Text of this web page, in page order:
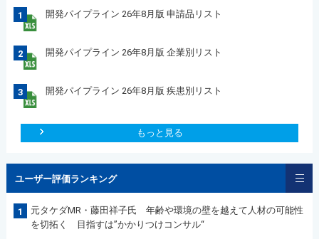
1 開発パイプライン 26年8月版 申請品リスト
2 開発パイプライン 26年8月版 企業別リスト
3 開発パイプライン 26年8月版 疾患別リスト
もっと見る
ユーザー評価ランキング
1
元タケダMR・藤田祥子氏 年齢や環境の壁を越えて人材の可能性
を切拓く 目指すは”かかりつけコンサル“